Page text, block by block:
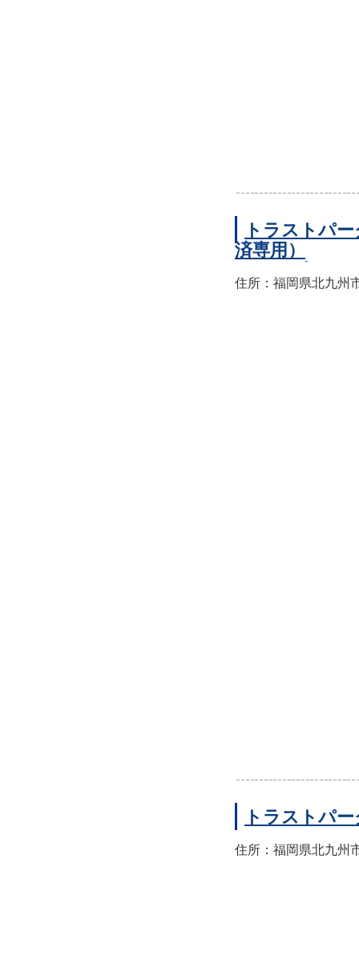
トラストパ
済専用）
住所：福岡県北九州
トラストパ
住所：福岡県北九州